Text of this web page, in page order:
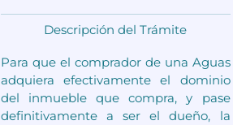
Descripción del Trámite
Para que el comprador de una Aguas
adquiera efectivamente el dominio
del inmueble que compra, y pase
definitivamente a ser el dueño, la